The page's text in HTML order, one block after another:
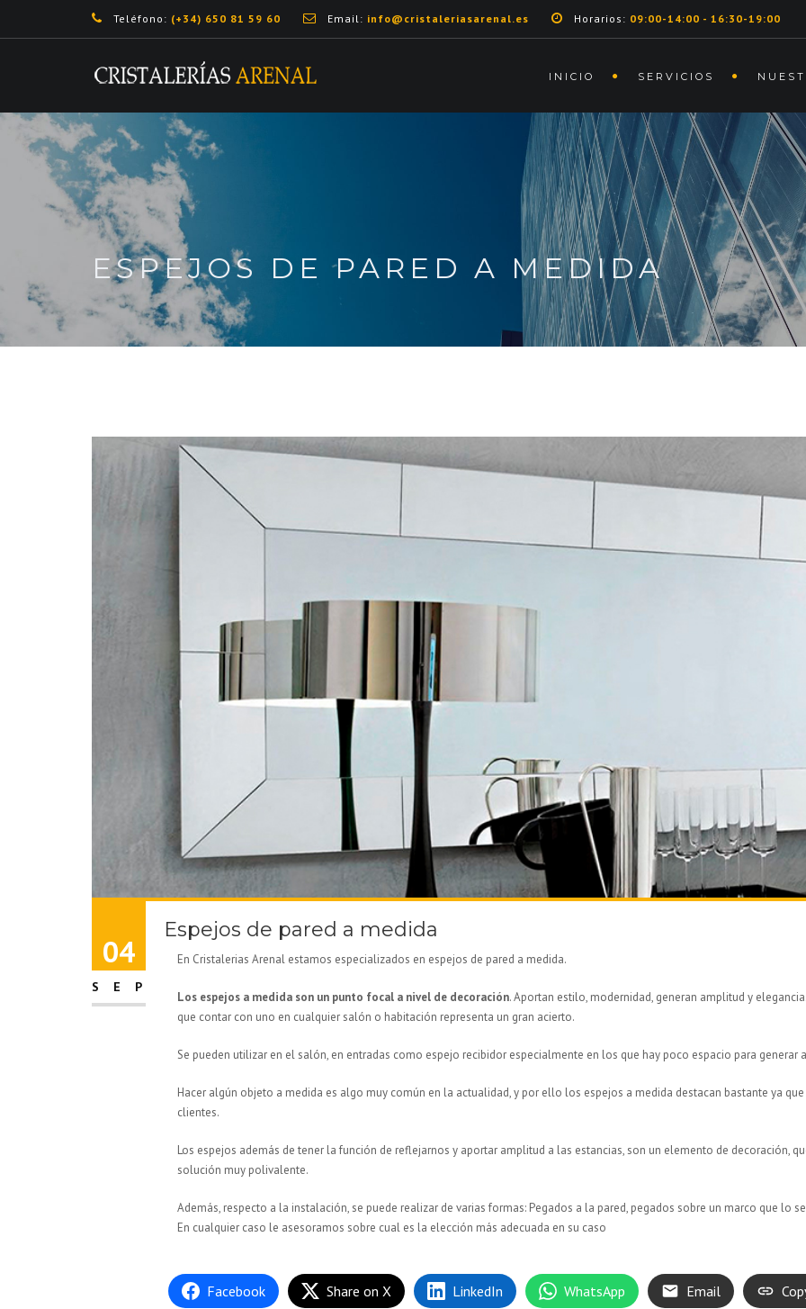
Teléfono: (+34) 650 81 59 60 Email: info@cristaleriasarenal.es Horarios: 09:00-14:00 - 16:30-19:00
INICIO SERVICIOS
ESPEJOS DE PARED A MEDIDA
04
SEP
Espejos de pared a medida
En Cristalerias Arenal estamos especializados en espejos de pared a medida.
Los espejos a medida son un punto focal a nivel de decoración. Aportan estilo, modernidad, generan amplitud y
que contar con uno en cualquier salón o habitación representa un gran acierto.
Se pueden utilizar en el salón, en entradas como espejo recibidor especialmente en los que hay poco espacio para
Hacer algún objeto a medida es algo muy común en la actualidad, y por ello los espejos a medida destacan bastante ya
clientes.
Los espejos además de tener la función de reflejarnos y aportar amplitud a las estancias, son un elemento de decoración,
solución muy polivalente.
Además, respecto a la instalación, se puede realizar de varias formas: Pegados a la pared, pegados sobre un marco que lo
En cualquier caso le asesoramos sobre cual es la elección más adecuada en su caso
Facebook Share on X LinkedIn WhatsApp Email